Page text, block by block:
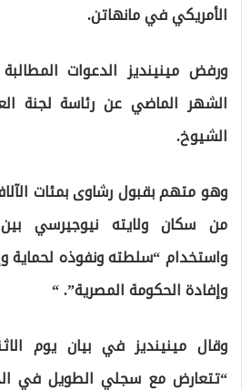
الأمريكي في مانهاتن.
ورفض مينينديز الدعوات
الشهر الماضي عن رئاسة لجنة
الشيوخ.
وهو متهم بقبول رشاوى بمئات
واستخدام “سلطته ونفوذه لحماية
وإفادة الحكومة المصرية”. “
وقال مينينديز في بيان يوم
“تتعارض مع سجلي الطويل في